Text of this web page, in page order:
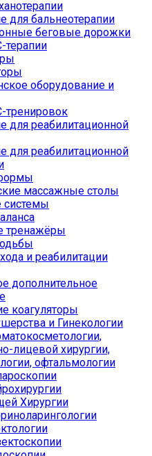
для бальнеотерапии
беговые дорожки
оборудование и
для реабилитационной
для реабилитационной
массажные столы
системы
тренажёры
и реабилитации
дополнительное
коагуляторы
и Гинекологии
лицевой хирургии,
офтальмологии
Хирургии